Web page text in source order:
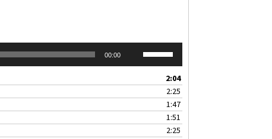
00:00
um
die
Lautstärke
zu
regeln.
2:04
2:25
1:47
1:51
2:25